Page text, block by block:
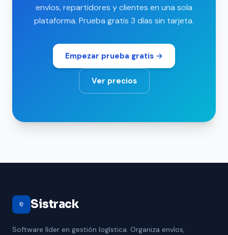
envíos, repartidores y clientes en una sola
plataforma. Prueba gratis 3 días sin tarjeta.
Empezar prueba gratis →
Ver precios
Sistrack
Software líder en gestión logística. Organiza envíos,